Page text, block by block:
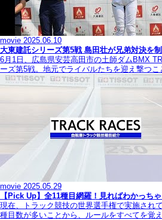
movie 2025.06.10
大東建託シリーズ第5戦 島田壮が兄弟対決を
6月1日、広島県安芸高田市の土師ダムBMX
ーズ第5戦。地元でライバルたちを迎え撃つこ
movie 2025.05.29
【Pick Up】全11種目網羅！見ればわかっち
現在、トラック競技の世界選手権で実施され
種目数が多いことから、ルールをすべてを覚